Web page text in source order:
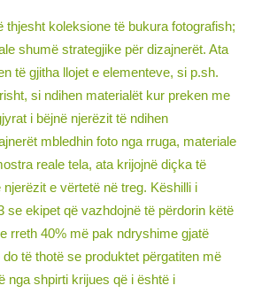
thjesht koleksione të bukura fotografish;
shumë strategjike për dizajnerët. Ata
të gjitha llojet e elementeve, si p.sh.
si ndihen materialët kur preken me
i bëjnë njerëzit të ndihen
mbledhin foto nga rruga, materiale
reale tela, ata krijojnë diçka të
e vërtetë në treg. Këshilli i
se ekipet që vazhdojnë të përdorin këtë
rreth 40% më pak ndryshime gjatë
të thotë se produktet përgatiten më
nga shpirti krijues që i është i